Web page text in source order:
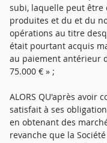
subi, laquelle peut être
produites et du et du
opérations au titre
était pourtant acquis
au paiement antérieur
75.000 € » ;
ALORS QU'après avoir
satisfait à ses
en obtenant des
revanche que la